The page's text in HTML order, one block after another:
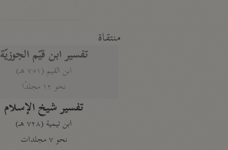
منتقاة
تفسير ابن قيّم الجوزيّة
ابن القيم (٧٥١ هـ)
نحو ١٢ مجلدًا
تفسير شيخ الإسلام
ابن تيمية (٧٢٨ هـ)
نحو ٧ مجلدات